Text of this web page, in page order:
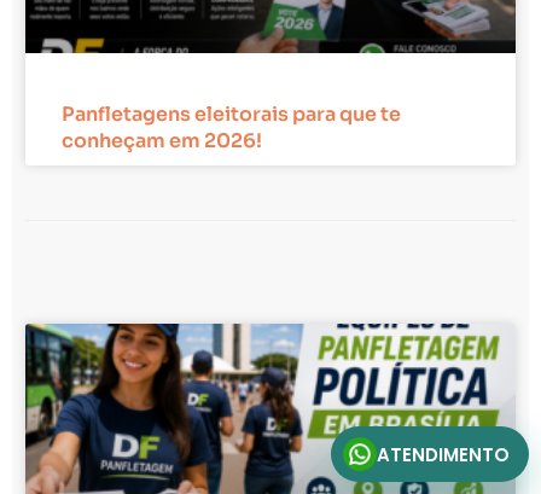
Panfletagens eleitorais para que te
conheçam em 2026!
ATENDIMENTO